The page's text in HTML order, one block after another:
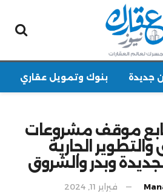
جديدة بنوك وتمويل عقاري
موقف مشروعات
الجارية
وبدر والشروق
فبراير 11, 2024